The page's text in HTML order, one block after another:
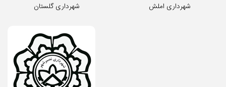
شهرداری گلستان شهرداری املش